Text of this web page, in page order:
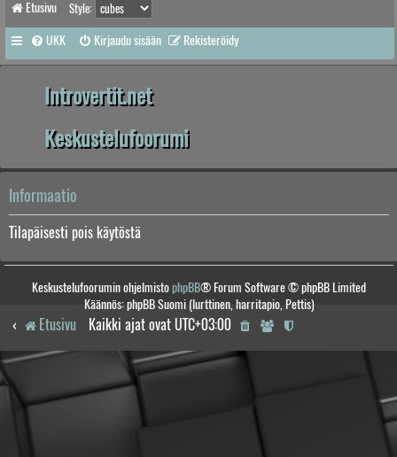
Etusivu Style:
UKK Kirjaudu sisään Rekisteröidy
Introvertit.net
Keskustelufoorumi
Informaatio
Tilapäisesti pois käytöstä
Keskustelufoorumin ohjelmistophpBB® Forum Software © phpBB Limited
Käännös: phpBB Suomi (lurttinen, harritapio, Pettis)
Etusivu Kaikki ajat ovat UTC+03:00